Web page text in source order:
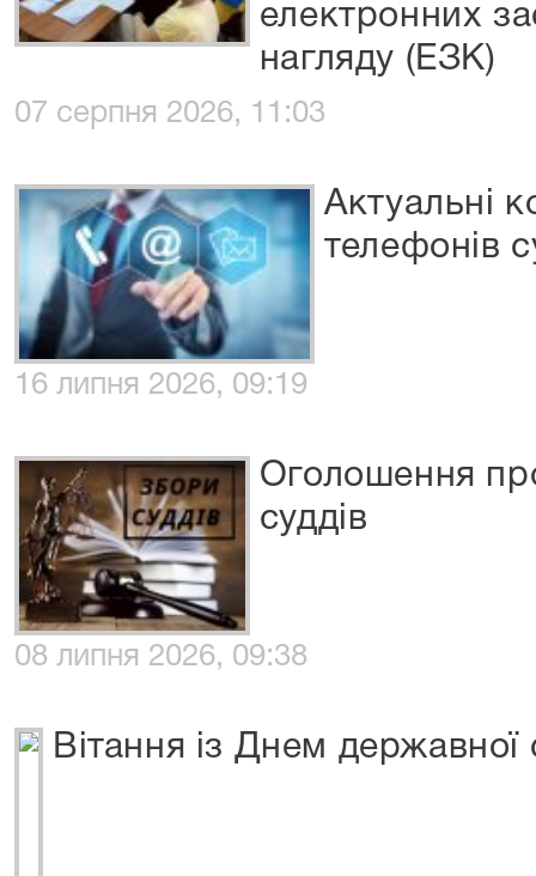
електронних
нагляду (ЕЗК)
07 серпня 2026, 11:03
Актуальні
телефонів
16 липня 2026, 09:19
Оголошення
суддів
08 липня 2026, 09:38
Вітання із Днем